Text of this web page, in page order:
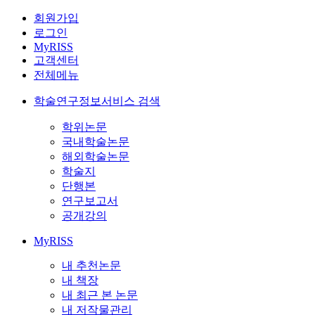
회원가입
로그인
MyRISS
고객센터
전체메뉴
학술연구정보서비스 검색
학위논문
국내학술논문
해외학술논문
학술지
단행본
연구보고서
공개강의
MyRISS
내 추천논문
내 책장
내 최근 본 논문
내 저작물관리